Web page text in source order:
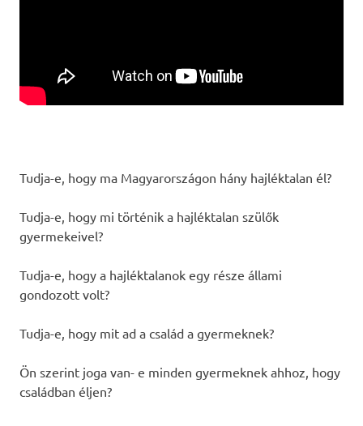
Tudja-e, hogy ma Magyarországon hány hajléktalan él?
Tudja-e, hogy mi történik a hajléktalan szülők
gyermekeivel?
Tudja-e, hogy a hajléktalanok egy része állami
gondozott volt?
Tudja-e, hogy mit ad a család a gyermeknek?
Ön szerint joga van- e minden gyermeknek ahhoz, hogy
családban éljen?